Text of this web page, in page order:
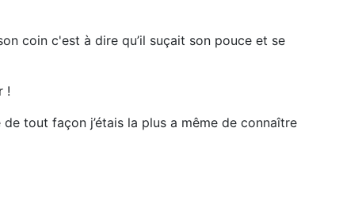
coin c'est à dire qu’il suçait son pouce et se
!
tout façon j’étais la plus a même de connaître